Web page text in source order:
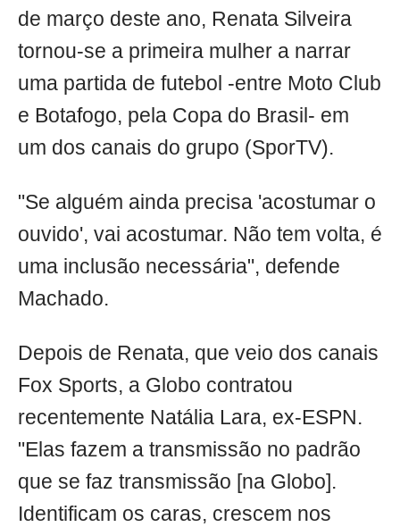
de março deste ano, Renata Silveira
tornou-se a primeira mulher a narrar
uma partida de futebol -entre Moto Club
e Botafogo, pela Copa do Brasil- em
um dos canais do grupo (SporTV).
"Se alguém ainda precisa 'acostumar o
ouvido', vai acostumar. Não tem volta, é
uma inclusão necessária", defende
Machado.
Depois de Renata, que veio dos canais
Fox Sports, a Globo contratou
recentemente Natália Lara, ex-ESPN.
"Elas fazem a transmissão no padrão
que se faz transmissão [na Globo].
Identificam os caras, crescem nos